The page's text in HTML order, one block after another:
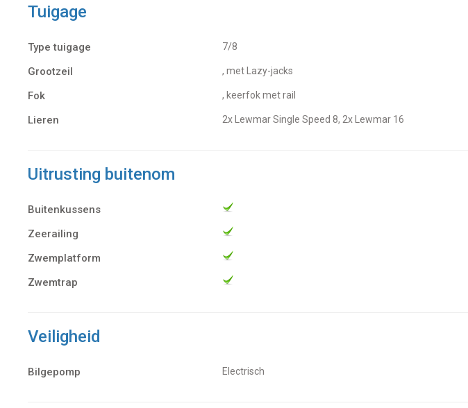
Tuigage
Type tuigage 7/8
Grootzeil , met Lazy-jacks
Fok , keerfok met rail
Lieren 2x Lewmar Single Speed 8, 2x Lewmar 16
Uitrusting buitenom
Buitenkussens
Zeerailing
Zwemplatform
Zwemtrap
Veiligheid
Bilgepomp Electrisch